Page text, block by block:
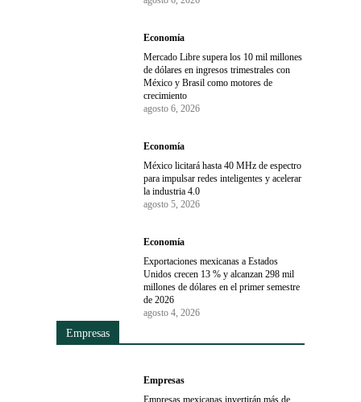
Economía
Mercado Libre supera los 10 mil millones
de dólares en ingresos trimestrales con
México y Brasil como motores de
crecimiento
agosto 6, 2026
Economía
México licitará hasta 40 MHz de espectro
para impulsar redes inteligentes y acelerar
la industria 4.0
agosto 5, 2026
Economía
Exportaciones mexicanas a Estados
Unidos crecen 13 % y alcanzan 298 mil
millones de dólares en el primer semestre
de 2026
agosto 4, 2026
Empresas
Empresas
Empresas mexicanas invertirán más de